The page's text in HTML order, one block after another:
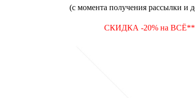
(с момента получения рассылки и до 1
СКИДКА -20% на